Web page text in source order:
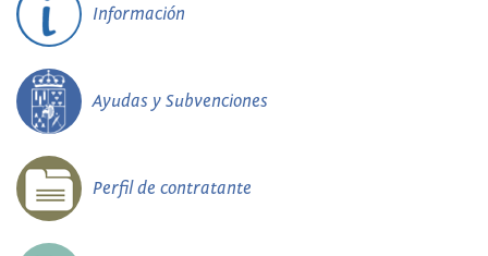
Información
Ayudas y Subvenciones
Perfil de contratante